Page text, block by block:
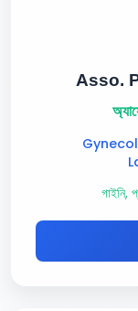
Asso.
গাইনি,